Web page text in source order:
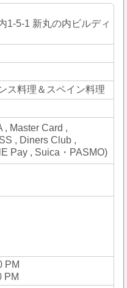
1-5-1 新丸の内ビルディ
ス料理＆スペイン料理
Master Card ,
, Diners Club ,
Pay , Suica・PASMO)
PM
PM